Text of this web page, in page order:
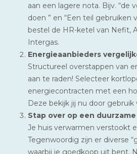
aan een lagere nota. Bijv. “de
doen ” en “Een teil gebruiken
bestel de HR-ketel van Nefit,
Intergas.
Energieaanbieders
Structureel overstappen van
aan te raden! Selecteer
energiecontracten met een
Deze bekijk jij nu door gebruik
Stap over op een
Je huis verwarmen verstookt
Tegenwoordig zijn er diverse
waarbij je goedkoop uit bent.